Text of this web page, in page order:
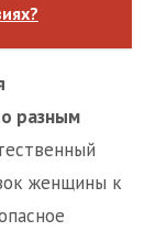
разным
женщины к